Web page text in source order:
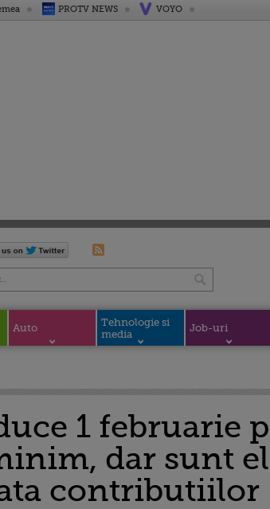
PROTV NEWS VOYO
Auto
Tehnologie si
media
Job-uri
1 februarie
dar sunt
contributiilor